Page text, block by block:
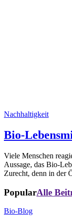
Nachhaltigkeit
Bio-
Viele Menschen
Aussage, das Bio-
Zurecht, denn in der
PopularAlle
Bio-Blog